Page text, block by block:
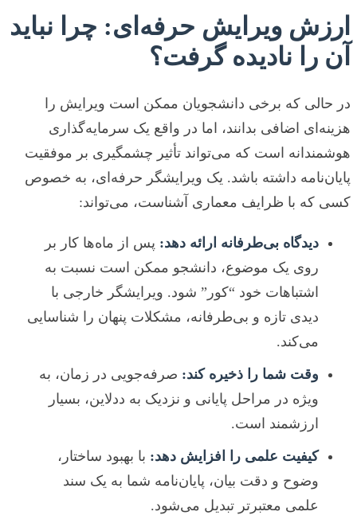
ارزش ویرایش حرفه‌ای: چرا نباید
آن را نادیده گرفت؟
در حالی که برخی دانشجویان ممکن است ویرایش را
هزینه‌ای اضافی بدانند، اما در واقع یک سرمایه‌گذاری
هوشمندانه است که می‌تواند تأثیر چشمگیری بر موفقیت
پایان‌نامه داشته باشد. یک ویرایشگر حرفه‌ای، به خصوص
کسی که با ظرایف معماری آشناست، می‌تواند:
دیدگاه بی‌طرفانه ارائه دهد: پس از ماه‌ها کار بر
روی یک موضوع، دانشجو ممکن است نسبت به
اشتباهات خود “کور” شود. ویرایشگر خارجی با
دیدی تازه و بی‌طرفانه، مشکلات پنهان را شناسایی
می‌کند.
وقت شما را ذخیره کند: صرفه‌جویی در زمان، به
ویژه در مراحل پایانی و نزدیک به ددلاین، بسیار
ارزشمند است.
کیفیت علمی را افزایش دهد: با بهبود ساختار،
وضوح و دقت بیان، پایان‌نامه شما به یک سند
علمی معتبرتر تبدیل می‌شود.